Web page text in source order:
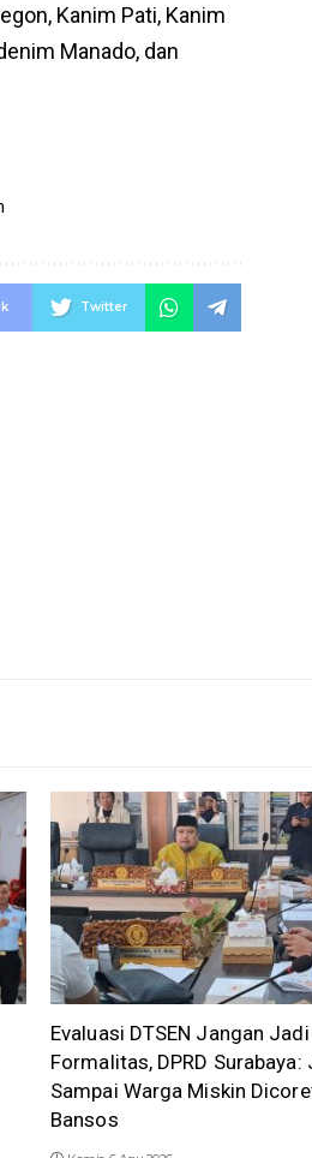
Kanim Pati, Kanim
Manado, dan
Twitter
Evaluasi DTSEN Jangan Jadi
Formalitas, DPRD Surabaya:
Sampai Warga Miskin
Bansos